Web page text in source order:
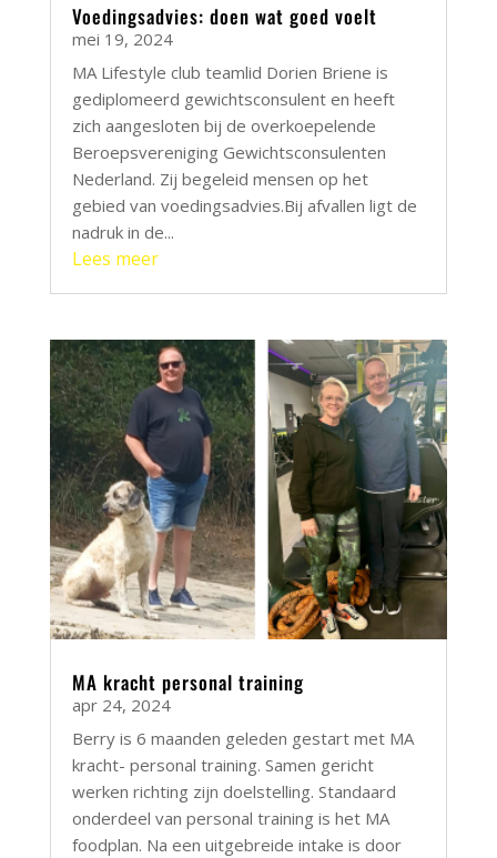
Voedingsadvies: doen wat goed voelt
mei 19, 2024
MA Lifestyle club teamlid Dorien Briene is
gediplomeerd gewichtsconsulent en heeft
zich aangesloten bij de overkoepelende
Beroepsvereniging Gewichtsconsulenten
Nederland. Zij begeleid mensen op het
gebied van voedingsadvies.Bij afvallen ligt de
nadruk in de...
Lees meer
MA kracht personal training
apr 24, 2024
Berry is 6 maanden geleden gestart met MA
kracht- personal training. Samen gericht
werken richting zijn doelstelling. Standaard
onderdeel van personal training is het MA
foodplan. Na een uitgebreide intake is door